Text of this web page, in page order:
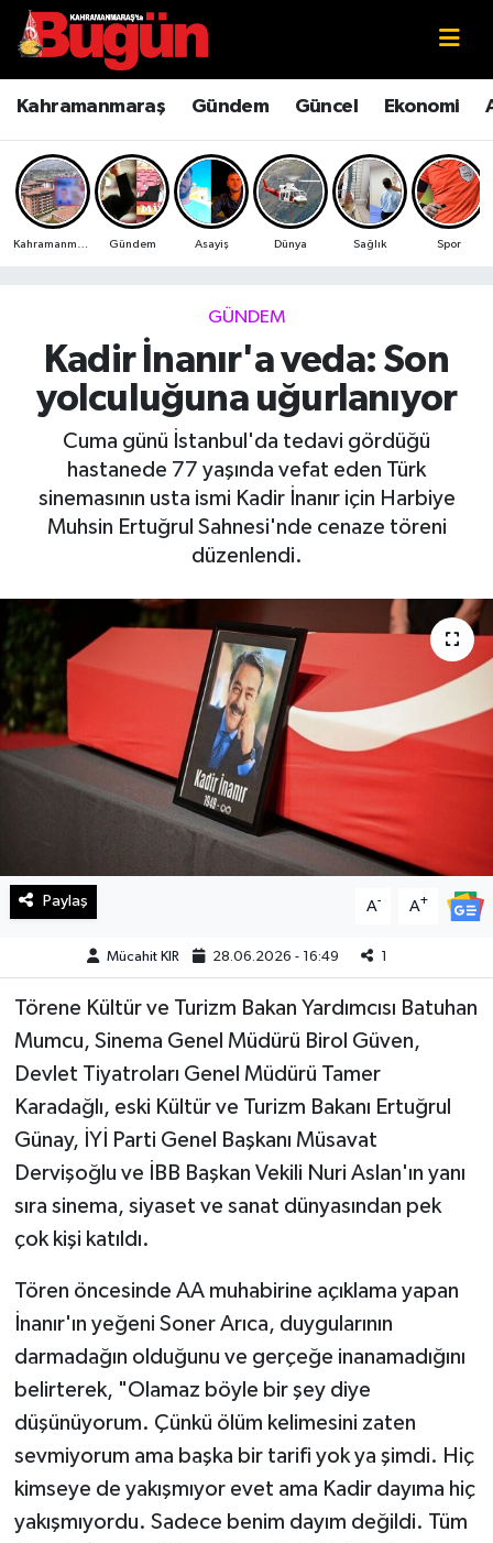
Kahramanmaraş Gündem Güncel Ekonomi
Gündem Asayiş Dünya Sağlık Spor
GÜNDEM
Kadir İnanır'a veda: Son
yolculuğuna uğurlanıyor
Cuma günü İstanbul'da tedavi gördüğü
hastanede 77 yaşında vefat eden Türk
sinemasının usta ismi Kadir İnanır için Harbiye
Muhsin Ertuğrul Sahnesi'nde cenaze töreni
düzenlendi.
Paylaş A- A+
Mücahit KIR 28.06.2026 - 16:49 1
Törene Kültür ve Turizm Bakan Yardımcısı Batuhan
Mumcu, Sinema Genel Müdürü Birol Güven,
Devlet Tiyatroları Genel Müdürü Tamer
Karadağlı, eski Kültür ve Turizm Bakanı Ertuğrul
Günay, İYİ Parti Genel Başkanı Müsavat
Dervişoğlu ve İBB Başkan Vekili Nuri Aslan'ın yanı
sıra sinema, siyaset ve sanat dünyasından pek
çok kişi katıldı.
Tören öncesinde AA muhabirine açıklama yapan
İnanır'ın yeğeni Soner Arıca, duygularının
darmadağın olduğunu ve gerçeğe inanamadığını
belirterek, "Olamaz böyle bir şey diye
düşünüyorum. Çünkü ölüm kelimesini zaten
sevmiyorum ama başka bir tarifi yok ya şimdi. Hiç
kimseye de yakışmıyor evet ama Kadir dayıma hiç
yakışmıyordu. Sadece benim dayım değildi. Tüm
Kahramanmaraş
Kahramanmaraş Sokak Röportajları
Bilim ve Teknoloji
Çevre
Ekonomi
Güncel
Haberde İnsan
Magazin
Manşet Altı
Manşetler
Resmi İlan
Spor
SürManşet
Teknoloji
KAHRAMANMARAŞ
Kahramanmaraş Nöbetçi Eczaneler
Kahramanmaraş Hava Durumu
Kahramanmaraş Namaz Vakitleri
Kahramanmaraş Trafik Yoğunluk Haritası
Süper Lig Puan Durumu ve Fikstür
Tüm Manşetler
Son Dakika Haberleri
Haber Arşivi